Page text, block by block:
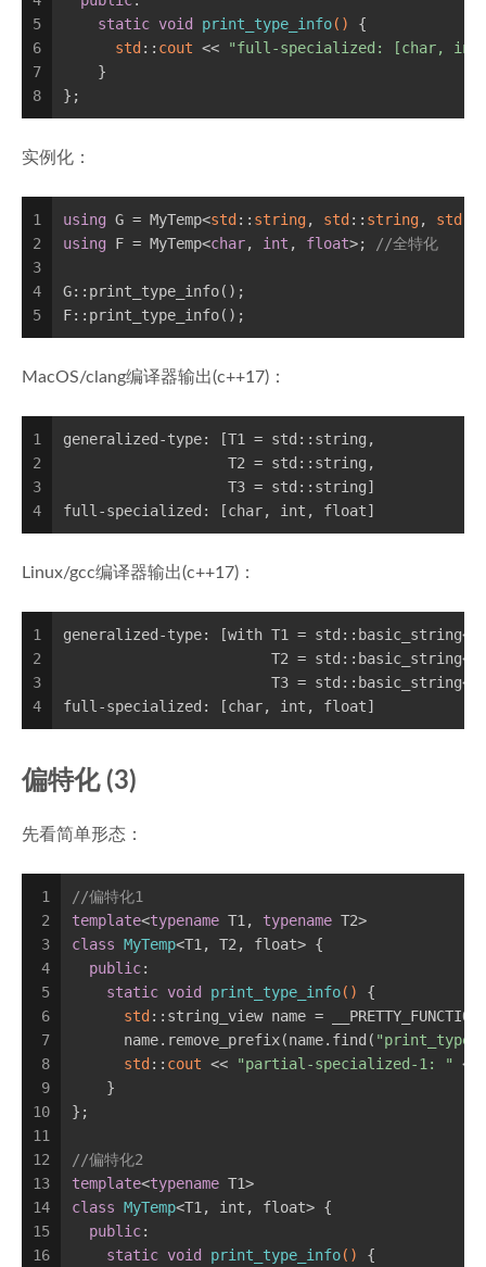
5
6
7
8
static void print_type_info()
{
std :: cout <<
"full-specialized: [char,
    }
};
实例化：
1
2
3
4
5
using G = MyTemp<std :: string, std :: string, std
using F = MyTemp<char, int , float>; //全特化
G::print_type_info();
F::print_type_info();
MacOS/clang编译器输出(c++17)：
1
2
3
4
generalized-type: [T1 = std::string,
                   T2 = std::string,
                   T3 = std::string]
full-specialized: [char, int, float]
Linux/gcc编译器输出(c++17)：
1
2
3
4
generalized-type: [with T1 =
T2 =
T3 =
full-specialized: [char, int, float]
偏特化 (3)
先看简单形态：
1
2
3
4
5
6
7
8
9
10
11
12
13
14
15
16
//偏特化1
template<typename T1, typename T2>
class MyTemp<T1, T2, float> {
public:
static void print_type_info()
{
std ::string_view name =
      name.remove_prefix(name.find(
std :: cout << "partial-specialized-1: "
<<
    }
};
//偏特化2
template<typename T1>
class MyTemp<T1, int, float> {
public:
static void print_type_info() {